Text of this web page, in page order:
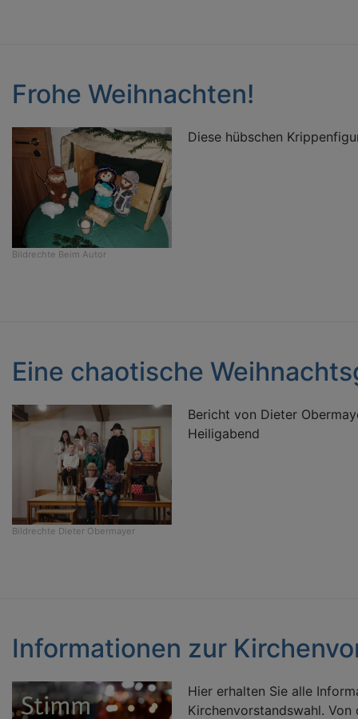
Frohe Weihnachten!
Bildrechte Beim Autor
Diese hübschen
Eine chaotische
Bildrechte Dieter Obermayer
Bericht von Dieter
Heiligabend
Informationen zur
Hier erhalten Sie alle
Kirchenvorstandswahl. Von